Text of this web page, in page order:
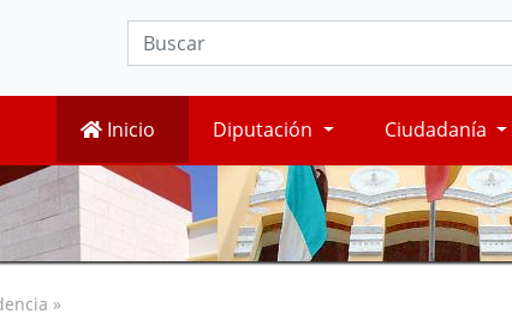
Inicio Diputación Ciudadanía
»